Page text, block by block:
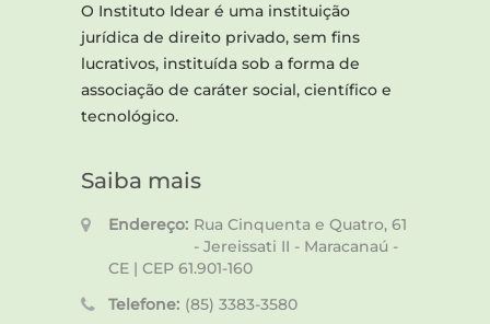
O Instituto Idear é uma instituição
jurídica de direito privado, sem fins
lucrativos, instituída sob a forma de
associação de caráter social, científico e
tecnológico.
Saiba mais
Endereço: Rua Cinquenta e Quatro, 61
- Jereissati II - Maracanaú -
CE | CEP 61.901-160
Telefone: (85) 3383-3580